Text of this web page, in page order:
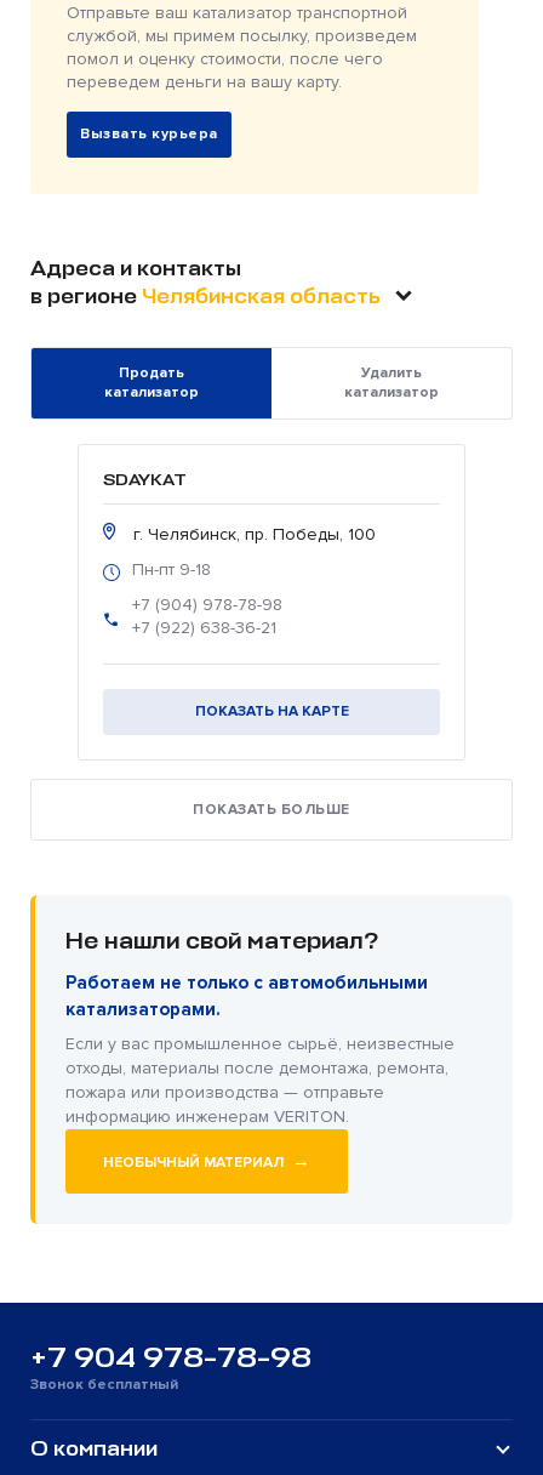
Отправьте ваш катализатор транспортной
службой, мы примем посылку, произведем
помол и оценку стоимости, после чего
переведем деньги на вашу карту.
Вызвать курьера
Адреса и контакты
в регионе Челябинская область
Продать
катализатор
Удалить
катализатор
SDAYKAT
г. Челябинск, пр. Победы, 100
Пн-пт 9-18
+7 (904) 978-78-98
+7 (922) 638-36-21
ПОКАЗАТЬ НА КАРТЕ
ПОКАЗАТЬ БОЛЬШЕ
Не нашли свой материал?
Работаем не только с автомобильными
катализаторами.
Если у вас промышленное сырьё, неизвестные
отходы, материалы после демонтажа, ремонта,
пожара или производства — отправьте
информацию инженерам VERITON.
НЕОБЫЧНЫЙ МАТЕРИАЛ →
+7 904 978-78-98
Звонок бесплатный
О компании